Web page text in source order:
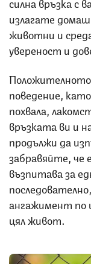
излагате
животни и
увереност и
Положителното
поведение,
похвала,
връзката ви и
продължи да
забравяйте, че
възпитава за
ангажимент по
цял живот.